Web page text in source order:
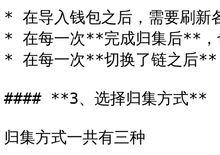
* 在导入钱包之后，需要刷新
* 在每一次**完成归集后**，
* 在每一次**切换了链之后**
#### **3、选择归集方式**
归集方式一共有三种